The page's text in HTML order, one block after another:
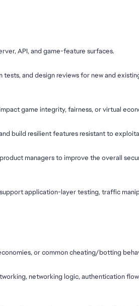
API, and game-feature surfaces.
and design reviews for new and
game integrity, fairness, or virtual
build resilient features resistant to
managers to improve the overall
application-layer testing, traffic
or common cheating/botting
networking logic, authentication